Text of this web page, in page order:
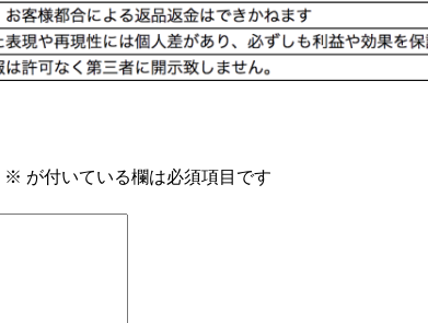
※ が付いている欄は必須項目です